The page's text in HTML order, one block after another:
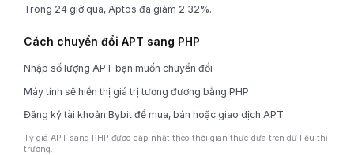
Trong 24 giờ qua, Aptos đã giảm 2.32%.
Cách chuyển đổi APT sang PHP
Nhập số lượng APT bạn muốn chuyển đổi
Máy tính sẽ hiển thị giá trị tương đương bằng PHP
Đăng ký tài khoản Bybit để mua, bán hoặc giao dịch APT
Tỷ giá APT sang PHP được cập nhật theo thời gian thực dựa trên dữ liệu thị
trường.